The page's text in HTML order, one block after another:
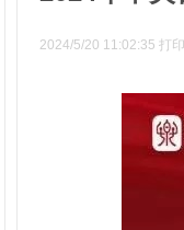
2024/5/20 11:02:35 打